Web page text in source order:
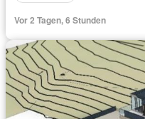
Vor 2 Tagen, 6 Stunden